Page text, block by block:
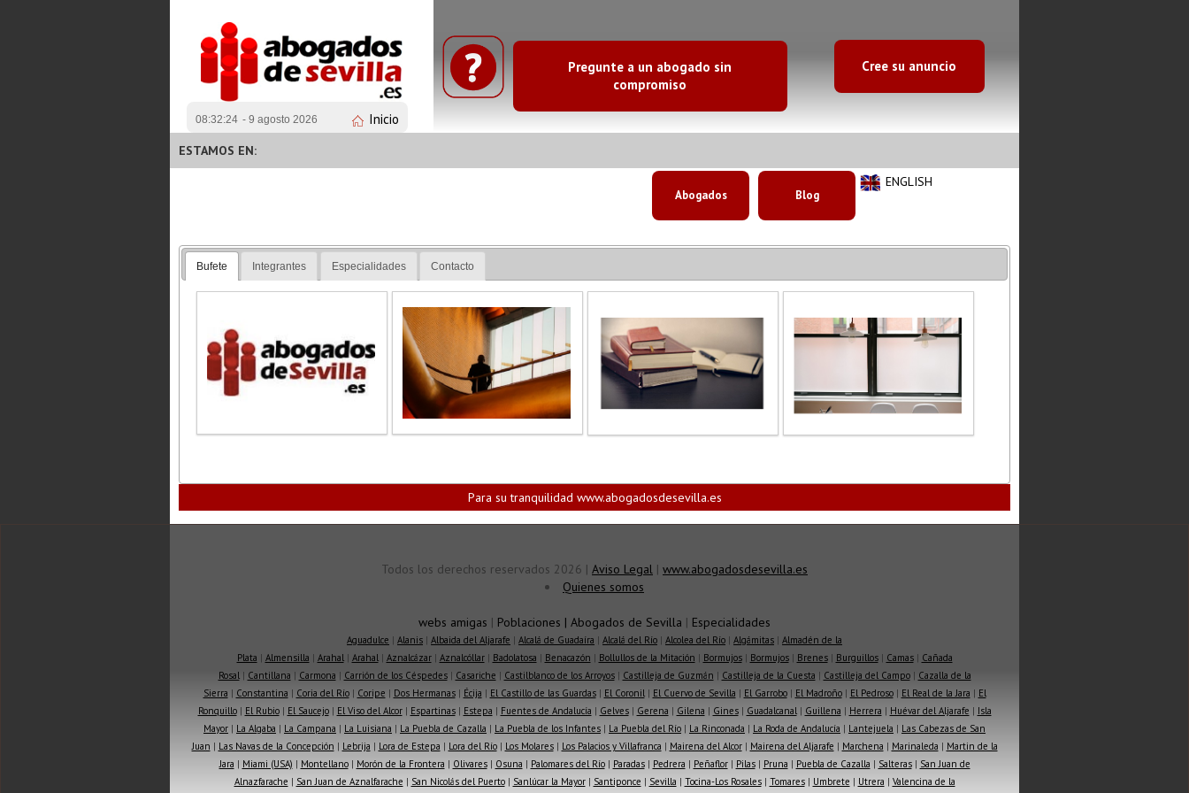
08:32:24 - 9 agosto 2026 Inicio
Pregunte a un abogado sin
compromiso
Cree su anuncio
ESTAMOS EN:
ENGLISH
Abogados Blog
Bufete Integrantes Especialidades Contacto
Para su tranquilidad www.abogadosdesevilla.es
Todos los derechos reservados 2026 | Aviso Legal | www.abogadosdesevilla.es
Quienes somos
webs amigas | Poblaciones | Abogados de Sevilla | Especialidades
Aguadulce | Alanis | Albaida del Aljarafe | Alcalá de Guadaíra | Alcalá del Río | Alcolea del Río | Algámitas | Almadén de la
Plata | Almensilla | Arahal| Arahal| Aznalcázar| Aznalcóllar| Badolatosa | Benacazón | Bollullos de la Mitación | Bormujos| Bormujos| Brenes| Burguillos| Camas| Cañada
Rosal| Cantillana | Carmona | Carrión de los Céspedes| Casariche | Castilblanco de los Arroyos| Castilleja de Guzmán | Castilleja de la Cuesta | Castilleja del Campo| Cazalla de la
Sierra | Constantina | Coria del Río| Coripe | Dos Hermanas| Écija | El Castillo de las Guardas| El Coronil| El Cuervo de Sevilla | El Garrobo| El Madroño| El Pedroso| El Real de la Jara | El
Ronquillo| El Rubio| El Saucejo| El Viso del Alcor| Espartinas| Estepa | Fuentes de Andalucía | Gelves| Gerena | Gilena | Gines| Guadalcanal| Guillena | Herrera | Huévar del Aljarafe | Isla
Mayor | La Algaba | La Campana | La Luisiana | La Puebla de Cazalla | La Puebla de los Infantes | La Puebla del Río | La Rinconada | La Roda de Andalucía | Lantejuela | Las Cabezas de San
Juan | Las Navas de la Concepción | Lebrija | Lora de Estepa | Lora del Río| Los Molares| Los Palacios y Villafranca | Mairena del Alcor| Mairena del Aljarafe | Marchena | Marinaleda | Martin de la
Jara | Miami (USA) | Montellano| Morón de la Frontera | Olivares| Osuna | Palomares del Río| Paradas| Pedrera | Peñaflor| Pilas| Pruna | Puebla de Cazalla | Salteras| San Juan de
Alnazfarache | San Juan de Aznalfarache | San Nicolás del Puerto| Sanlúcar la Mayor| Santiponce | Sevilla | Tocina-Los Rosales| Tomares| Umbrete | Utrera | Valencina de la